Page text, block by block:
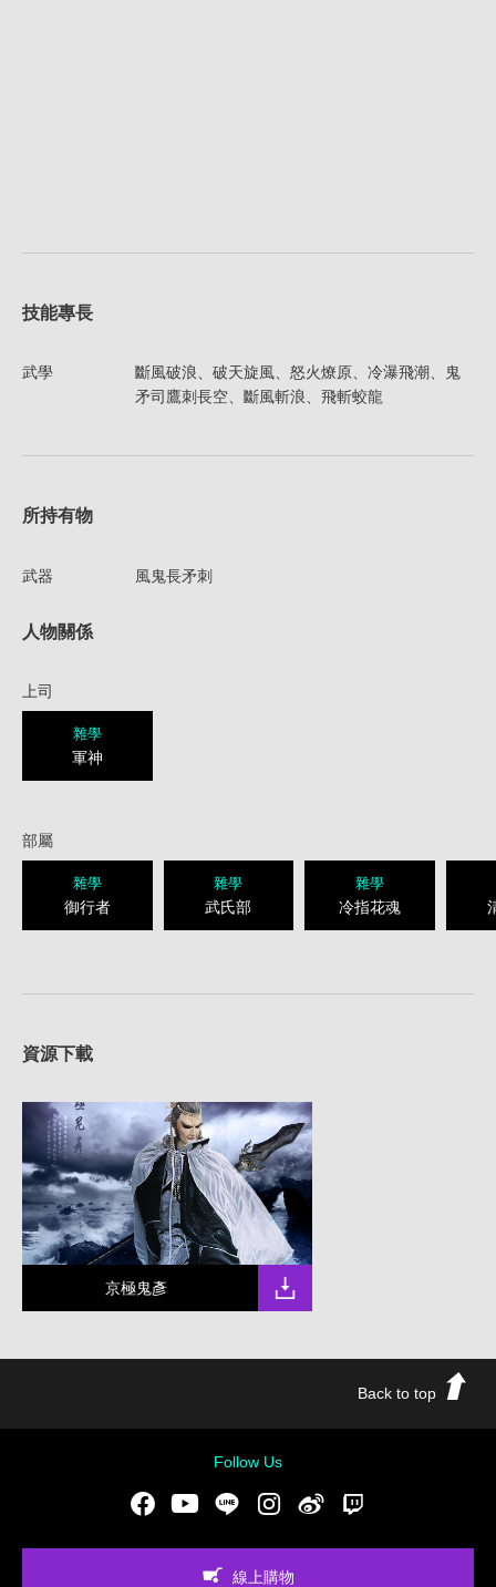
技能專長
武學
斷風破浪、破天旋風、怒火燎原、冷瀑飛潮、鬼
矛司鷹刺長空、斷風斬浪、飛斬蛟龍
所持有物
武器 風鬼長矛刺
人物關係
上司
雜學
軍神
部屬
雜學
御行者
雜學
武氏部
雜學
冷指花魂
資源下載
京極鬼彥
Back to top
Follow Us
FacebookYoutubeLINE Instgram新浪微博
線上購物